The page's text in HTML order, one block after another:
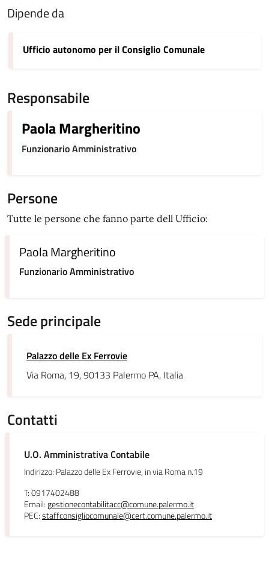
Dipende da
Ufficio autonomo per il Consiglio Comunale
Responsabile
Paola Margheritino
Funzionario Amministrativo
Persone
Tutte le persone che fanno parte dell Ufficio:
Paola Margheritino
Funzionario Amministrativo
Sede principale
Palazzo delle Ex Ferrovie
Via Roma, 19, 90133 Palermo PA, Italia
Contatti
U.O. Amministrativa Contabile
Indirizzo: Palazzo delle Ex Ferrovie, in via Roma n.19
T: 0917402488
Email:gestionecontabilitacc@comune.palermo.it
PEC:staffconsigliocomunale@cert.comune.palermo.it